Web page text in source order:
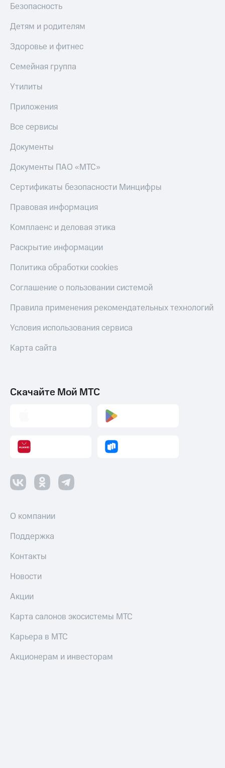
Безопасность
Детям и родителям
Здоровье и фитнес
Семейная группа
Утилиты
Приложения
Все сервисы
Документы
Документы ПАО «МТС»
Сертификаты безопасности Минцифры
Правовая информация
Комплаенс и деловая этика
Раскрытие информации
Политика обработки cookies
Соглашение о пользовании системой
Правила применения рекомендательных технологий
Условия использования сервиса
Карта сайта
Скачайте Мой МТС
О компании
Поддержка
Контакты
Новости
Акции
Карта салонов экосистемы МТС
Карьера в МТС
Акционерам и инвесторам